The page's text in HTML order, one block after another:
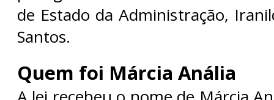
de Estado da Administração,
Santos.
Quem foi Márcia Anália